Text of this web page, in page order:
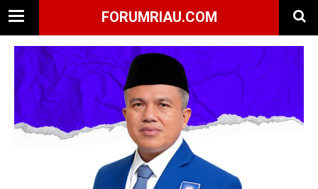
FORUMRIAU.COM